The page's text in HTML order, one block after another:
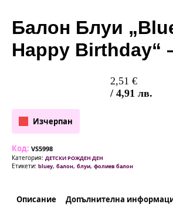
Балон Блуи
Happy Birthday“
2,51 €
/ 4,91 лв.
Изчерпан
Код: VS5998
Категория: ДЕТСКИ РОЖДЕН ДЕН
Етикети: bluey, балон, блуи, фолиев балон
Описание Допълнителна